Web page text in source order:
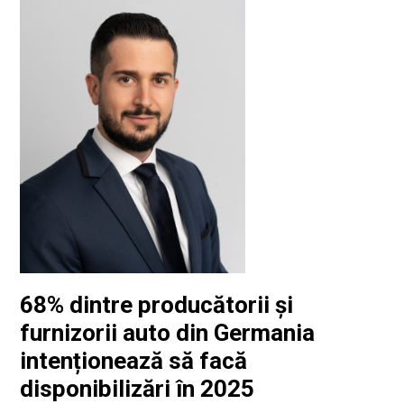
68% dintre producătorii și
furnizorii auto din Germania
intenționează să facă
disponibilizări în 2025